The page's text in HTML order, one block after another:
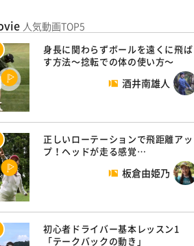
人気動画TOP5
身長に関わらずボールを遠くに飛ば
す方法～捻転での体の使い方～
酒井南雄人
正しいローテーションで飛距離アッ
プ！ヘッドが走る感覚…
板倉由姫乃
初心者ドライバー基本レッスン1
「テークバックの動き」